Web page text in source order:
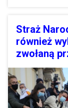
Straż
również
zwołaną